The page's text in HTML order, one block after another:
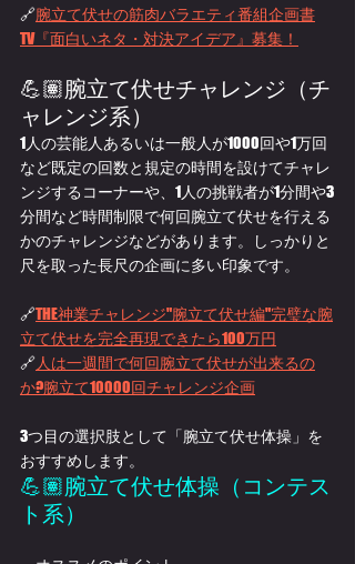
🔗腕立て伏せの筋肉バラエティ番組企画書
TV『面白いネタ・対決アイデア』募集！
💪🏽腕立て伏せチャレンジ（チ
ャレンジ系）
1人の芸能人あるいは一般人が1000回や1万回
など既定の回数と規定の時間を設けてチャレ
ンジするコーナーや、1人の挑戦者が1分間や3
分間など時間制限で何回腕立て伏せを行える
かのチャレンジなどがあります。しっかりと
尺を取った長尺の企画に多い印象です。
🔗THE神業チャレンジ"腕立て伏せ編"完璧な腕
立て伏せを完全再現できたら100万円
🔗人は一週間で何回腕立て伏せが出来るの
か?腕立て10000回チャレンジ企画
3つ目の選択肢として「腕立て伏せ体操」を
おすすめします。
💪🏽腕立て伏せ体操（コンテス
ト系）